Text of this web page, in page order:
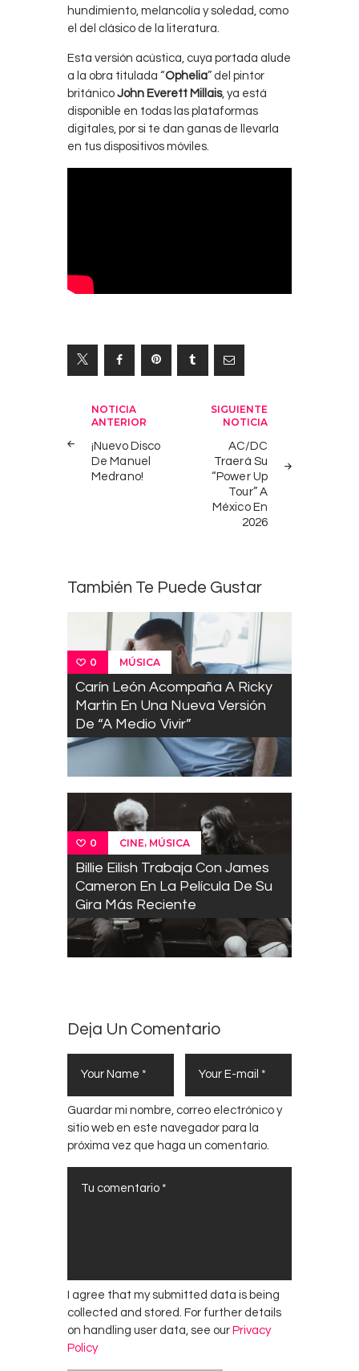
hundimiento, melancolía y soledad, como
el del clásico de la literatura.
Esta versión acústica, cuya portada alude
a la obra titulada “Ophelia” del pintor
británico John Everett Millais, ya está
disponible en todas las plataformas
digitales, por si te dan ganas de llevarla
en tus dispositivos móviles.
Navegación
de
entradas
NOTICIA
ANTERIOR
¡Nuevo Disco
De Manuel
Medrano!
SIGUIENTE
NOTICIA
AC/DC
Traerá Su
“Power Up
Tour” A
México En
2026
También Te Puede Gustar
0 MÚSICA
Carín León Acompaña A Ricky
Martin En Una Nueva Versión
De “A Medio Vivir”
0 CINE, MÚSICA
Billie Eilish Trabaja Con James
Cameron En La Película De Su
Gira Más Reciente
Deja Un Comentario
Guardar mi nombre, correo electrónico y
sitio web en este navegador para la
próxima vez que haga un comentario.
I agree that my submitted data is being
collected and stored. For further details
on handling user data, see our Privacy
Policy